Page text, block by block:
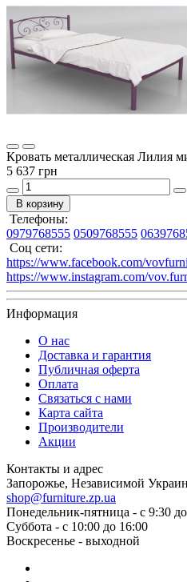
Кровать металлическая Лилия
5 637 грн
В корзину
Телефоны:
0979768555 0509768555
Соц сети:
https://www.facebook.com/
https://www.instagram.com/
Информация
О нас
Доставка и гарантия
Публичная оферта
Оплата
Связаться с нами
Карта сайта
Производители
Акции
Контакты и адрес
Запорожье, Независимой
shop@furniture.zp.ua
Понедельник-пятница - с 9:30
Суббота - с 10:00 до 16:00
Воскресенье - выходной